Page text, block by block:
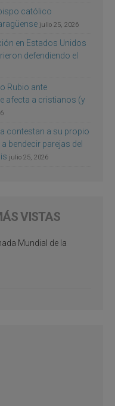
católico
julio 25, 2026
en Estados Unidos
defendiendo el
Rubio ante
afecta a cristianos (y
contestan a su propio
bendecir parejas del
julio 25, 2026
VISTAS
Mundial de la